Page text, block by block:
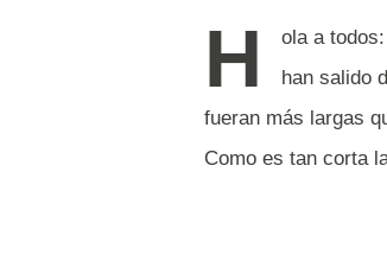
H
ola a
han salido
fueran más largas
Como es tan corta